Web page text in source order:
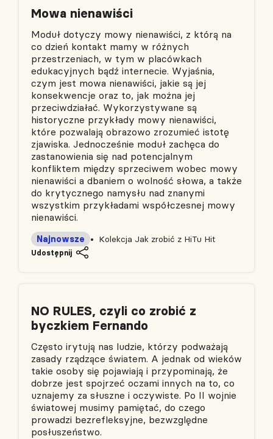
Mowa nienawiści
Moduł dotyczy mowy nienawiści, z którą na
co dzień kontakt mamy w różnych
przestrzeniach, w tym w placówkach
edukacyjnych bądź internecie. Wyjaśnia,
czym jest mowa nienawiści, jakie są jej
konsekwencje oraz to, jak można jej
przeciwdziałać. Wykorzystywane są
historyczne przykłady mowy nienawiści,
które pozwalają obrazowo zrozumieć istotę
zjawiska. Jednocześnie moduł zachęca do
zastanowienia się nad potencjalnym
konfliktem między sprzeciwem wobec mowy
nienawiści a dbaniem o wolność słowa, a także
do krytycznego namysłu nad znanymi
wszystkim przykładami współczesnej mowy
nienawiści.
Najnowsze Kolekcja Jak zrobić z HiTu Hit
Udostępnij
NO RULES, czyli co zrobić z
byczkiem Fernando
Często irytują nas ludzie, którzy podważają
zasady rządzące światem. A jednak od wieków
takie osoby się pojawiają i przypominają, że
dobrze jest spojrzeć oczami innych na to, co
uznajemy za słuszne i oczywiste. Po II wojnie
światowej musimy pamiętać, do czego
prowadzi bezrefleksyjne, bezwzględne
posłuszeństwo.